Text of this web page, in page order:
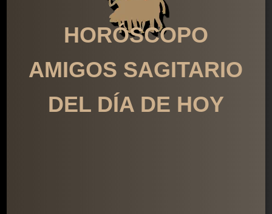
HORÓSCOPO
AMIGOS SAGITARIO
DEL DÍA DE HOY